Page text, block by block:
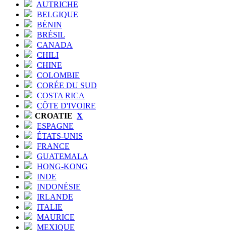
AUTRICHE
BELGIQUE
BÉNIN
BRÉSIL
CANADA
CHILI
CHINE
COLOMBIE
CORÉE DU SUD
COSTA RICA
CÔTE D'IVOIRE
CROATIE X
ESPAGNE
ÉTATS-UNIS
FRANCE
GUATEMALA
HONG-KONG
INDE
INDONÉSIE
IRLANDE
ITALIE
MAURICE
MEXIQUE